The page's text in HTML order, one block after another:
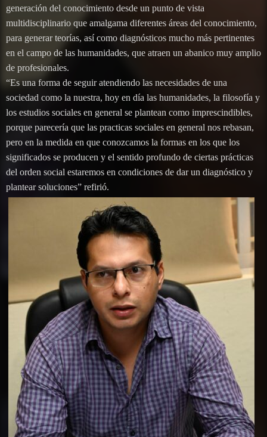
generación del conocimiento desde un punto de vista
multidisciplinario que amalgama diferentes áreas del conocimiento,
para generar teorías, así como diagnósticos mucho más pertinentes
en el campo de las humanidades, que atraen un abanico muy amplio
de profesionales.
“Es una forma de seguir atendiendo las necesidades de una
sociedad como la nuestra, hoy en día las humanidades, la filosofía y
los estudios sociales en general se plantean como imprescindibles,
porque parecería que las practicas sociales en general nos rebasan,
pero en la medida en que conozcamos la formas en los que los
significados se producen y el sentido profundo de ciertas prácticas
del orden social estaremos en condiciones de dar un diagnóstico y
plantear soluciones” refirió.